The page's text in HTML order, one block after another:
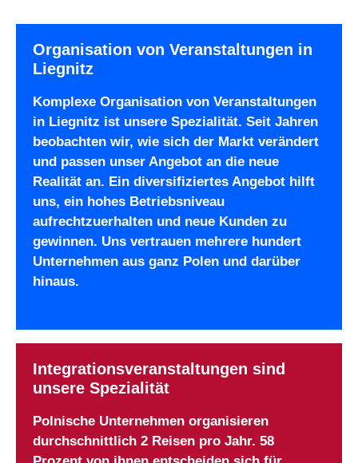
Organisation von Veranstaltungen in
Liegnitz
Komplexe Organisation von Veranstaltungen
in Liegnitz ist unsere Spezialität. Seit Jahren
beobachten wir, wie sich der Markt verändert
und passen unser Angebot an die neue
Realität an. Ein diversifiziertes Angebot hilft
uns, ein hohes Betriebsniveau
aufrechtzuerhalten und neue Kunden zu
gewinnen. Uns vertrauen mehrere hundert
Unternehmen aus ganz Polen und darüber
hinaus.
Integrationsveranstaltungen sind
unsere Spezialität
Polnische Unternehmen organisieren
durchschnittlich 2 Reisen pro Jahr. 58